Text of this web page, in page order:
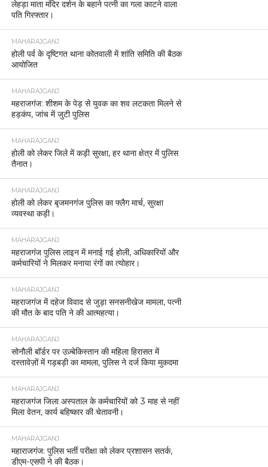
लेहड़ा माता मंदिर दर्शन के बहाने पत्नी का गला काटने वाला
पति गिरफ्तार।
MAHARAJGANJ
होली पर्व के दृष्टिगत थाना कोतवाली में शांति समिति की बैठक
आयोजित
MAHARAJGANJ
महराजगंज: शीशम के पेड़ से युवक का शव लटकता मिलने से
हड़कंप, जांच में जुटी पुलिस
MAHARAJGANJ
होली को लेकर जिले में कड़ी सुरक्षा, हर थाना क्षेत्र में पुलिस
तैनात।
MAHARAJGANJ
होली को लेकर बृजमनगंज पुलिस का फ्लैग मार्च, सुरक्षा
व्यवस्था कड़ी।
MAHARAJGANJ
महराजगंज पुलिस लाइन में मनाई गई होली, अधिकारियों और
कर्मचारियों ने मिलकर मनाया रंगों का त्योहार।
MAHARAJGANJ
महराजगंज में दहेज विवाद से जुड़ा सनसनीखेज मामला, पत्नी
की मौत के बाद पति ने की आत्महत्या।
MAHARAJGANJ
सोनौली बॉर्डर पर उज़्बेकिस्तान की महिला हिरासत में
दस्तावेज़ों में गड़बड़ी का मामला, पुलिस ने दर्ज किया मुकदमा
MAHARAJGANJ
महराजगंज जिला अस्पताल के कर्मचारियों को 3 माह से नहीं
मिला वेतन, कार्य बहिष्कार की चेतावनी।
MAHARAJGANJ
महाराजगंज: पुलिस भर्ती परीक्षा को लेकर प्रशासन सतर्क,
डीएम-एसपी ने की बैठक।